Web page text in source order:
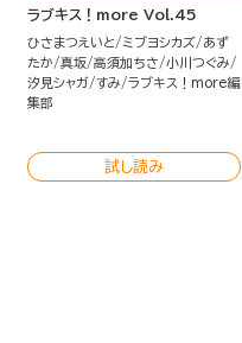
ラブキス！more Vol.45
ひさまつえいと ミブヨシカズ
あず
たか
真坂 高須加ちさ
小川つぐみ
汐見シャガ すみ
ラブキス！more編
集部
試し読み